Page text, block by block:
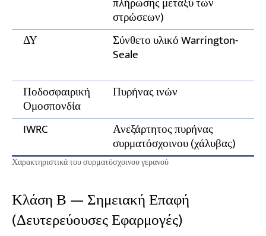
στρώσεων)
ΔΥ
Σύνθετο υλικό Warrington-
Seale
Ποδοσφαιρική
Ομοσπονδία
Πυρήνας ινών
IWRC Ανεξάρτητος πυρήνας
συρματόσχοινου (χάλυβας)
Χαρακτηριστικά του συρματόσχοινου γερανού
Κλάση Β — Σημειακή Επαφή
(Δευτερεύουσες Εφαρμογές)